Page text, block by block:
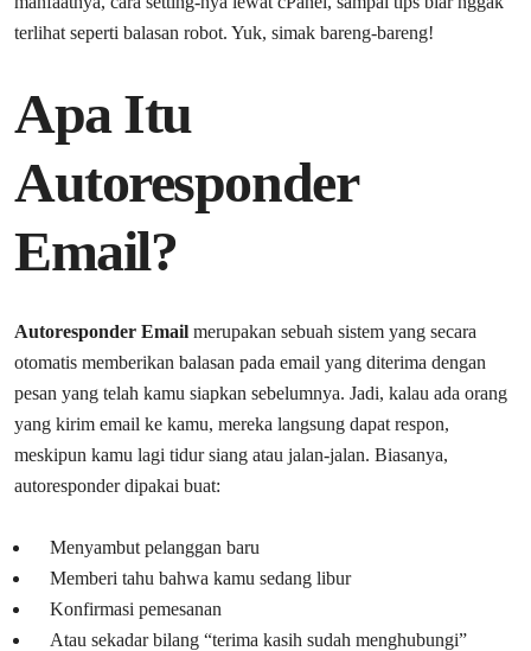
terlihat seperti balasan robot. Yuk, simak bareng-bareng!
Apa Itu
Autoresponder
Email?
Autoresponder Email merupakan sebuah sistem yang secara
otomatis memberikan balasan pada email yang diterima dengan
pesan yang telah kamu siapkan sebelumnya. Jadi, kalau ada orang
yang kirim email ke kamu, mereka langsung dapat respon,
meskipun kamu lagi tidur siang atau jalan-jalan. Biasanya,
autoresponder dipakai buat:
Menyambut pelanggan baru
Memberi tahu bahwa kamu sedang libur
Konfirmasi pemesanan
Atau sekadar bilang “terima kasih sudah menghubungi”